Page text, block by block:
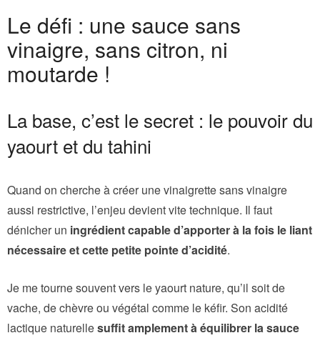
Le défi : une sauce sans
vinaigre, sans citron, ni
moutarde !
La base, c’est le secret : le pouvoir du
yaourt et du tahini
Quand on cherche à créer une vinaigrette sans vinaigre
aussi restrictive, l’enjeu devient vite technique. Il faut
dénicher un ingrédient capable d’apporter à la fois le liant
nécessaire et cette petite pointe d’acidité.
Je me tourne souvent vers le yaourt nature, qu’il soit de
vache, de chèvre ou végétal comme le kéfir. Son acidité
lactique naturellesuffit amplement à équilibrer la sauce